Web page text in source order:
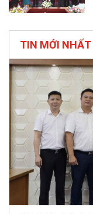
TIN MỚI NHẤT